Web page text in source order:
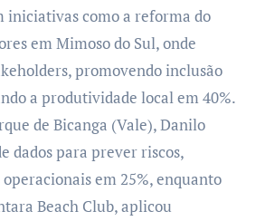
iniciativas como a reforma do
em Mimoso do Sul, onde
promovendo inclusão
a produtividade local em 40%.
de Bicanga (Vale), Danilo
dados para prever riscos,
em 25%, enquanto
Beach Club, aplicou